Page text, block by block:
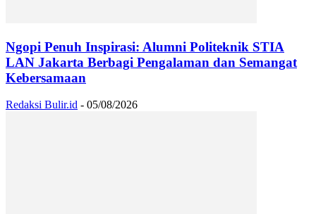
Ngopi Penuh Inspirasi: Alumni Politeknik STIA
LAN Jakarta Berbagi Pengalaman dan Semangat
Kebersamaan
Redaksi Bulir.id - 05/08/2026